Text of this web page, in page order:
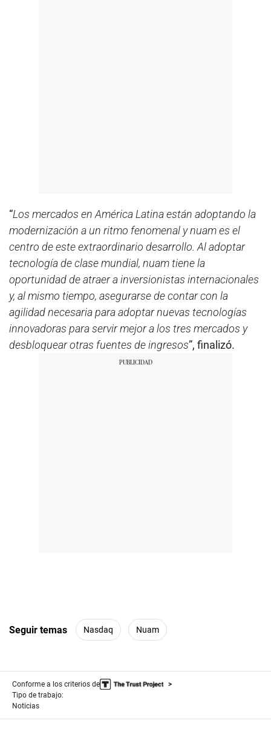
“Los mercados en América Latina están adoptando la
modernización a un ritmo fenomenal y nuam es el
centro de este extraordinario desarrollo. Al adoptar
tecnología de clase mundial, nuam tiene la
oportunidad de atraer a inversionistas internacionales
y, al mismo tiempo, asegurarse de contar con la
agilidad necesaria para adoptar nuevas tecnologías
innovadoras para servir mejor a los tres mercados y
desbloquear otras fuentes de ingresos”, finalizó.
Seguir temas Nasdaq Nuam
Conforme a los criterios de
Tipo de trabajo:
Noticias